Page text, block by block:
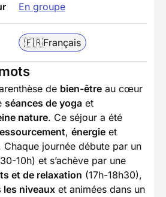
En groupe
🇫🇷Français
de bien-être au cœur
séances de yoga et
nature. Ce séjour a été
, énergie et
Chaque journée débute par un
10h) et s’achève par une
et de relaxation (17h-18h30),
les niveaux et animées dans un